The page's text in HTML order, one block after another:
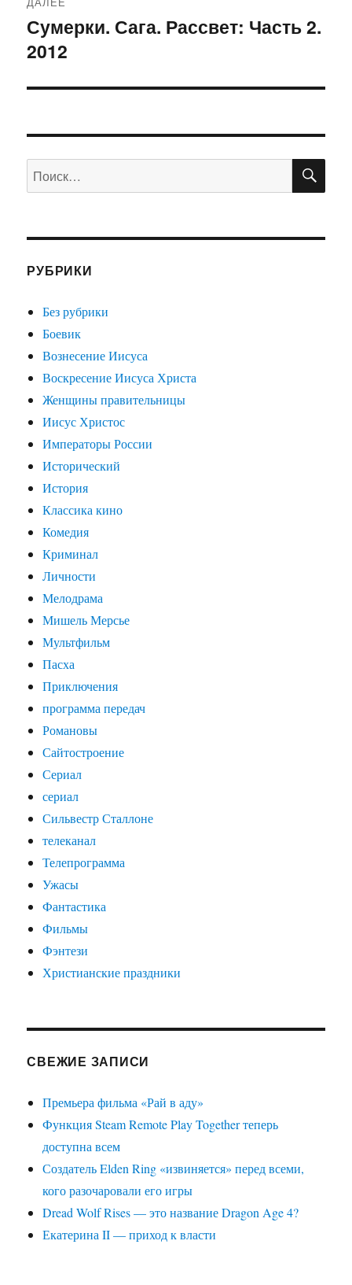
Следующая
запись:
Сумерки. Сага. Рассвет: Часть 2.
2012
Искать:
РУБРИКИ
Без рубрики
Боевик
Вознесение Иисуса
Воскресение Иисуса Христа
Женщины правительницы
Иисус Христос
Императоры России
Исторический
История
Классика кино
Комедия
Криминал
Личности
Мелодрама
Мишель Мерсье
Мультфильм
Пасха
Приключения
программа передач
Романовы
Сайтостроение
Сериал
сериал
Сильвестр Сталлоне
телеканал
Телепрограмма
Ужасы
Фантастика
Фильмы
Фэнтези
Христианские праздники
СВЕЖИЕ ЗАПИСИ
Премьера фильма «Рай в аду»
Функция Steam Remote Play Together теперь
доступна всем
Создатель Elden Ring «извиняется» перед всеми,
кого разочаровали его игры
Dread Wolf Rises — это название Dragon Age 4?
Екатерина II — приход к власти